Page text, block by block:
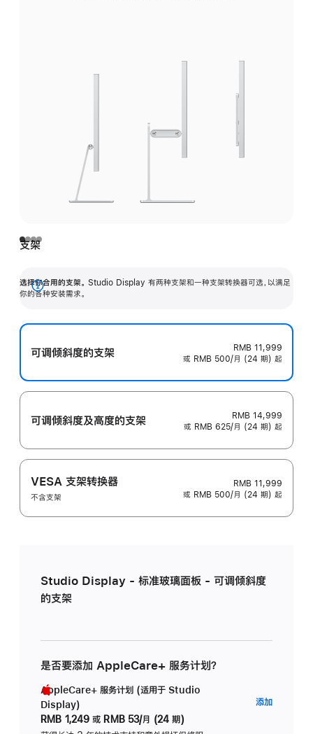
支架
选择你合用的支架。 Studio Display 有两种支架和一种支架转换器可选，以满足
你的各种安装需求。
展
可调倾斜度的支架
RMB 11,999
或 RMB 500/月 (24 期) 起
可调倾斜度及高‍度的支‍架
RMB 14,999
或 RMB 625/月 (24 期) 起
VESA 支架转换器
不含支架
RMB 11,999
或 RMB 500/月 (24 期) 起
Studio Display - 标准玻璃面板 - 可调倾斜度
的支架
是否要添加 AppleCare+ 服务计划？
AppleCare+ 服务计划 (适用于 Studio
Display)
RMB 1,249 或 RMB 53/月 (24 期)
添加